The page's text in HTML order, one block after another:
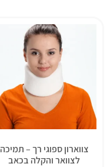
צווארון ספוגי רך – תמיכה
לצוואר והקלה בכאב